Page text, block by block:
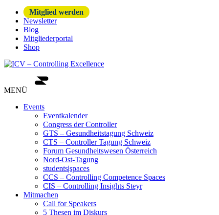
Mitglied werden
Newsletter
Blog
Mitgliederportal
Shop
MENÜ
Events
Eventkalender
Congress der Controller
GTS – Gesundheitstagung Schweiz
CTS – Controller Tagung Schweiz
Forum Gesundheitswesen Österreich
Nord-Ost-Tagung
students|spaces
CCS – Controlling Competence Spaces
CIS – Controlling Insights Steyr
Mitmachen
Call for Speakers
5 Thesen im Diskurs